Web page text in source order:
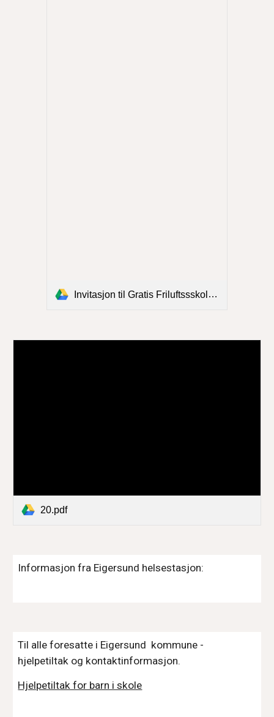
Invitasjon til Gratis Friluftssskole i sommer.pdf
20.pdf
Informasjon fra Eigersund helsestasjon:
Til alle foresatte i Eigersund kommune -
hjelpetiltak og kontaktinformasjon.
Hjelpetiltak for barn i skole